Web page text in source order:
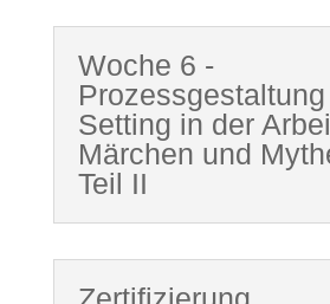
Woche 6 -
Setting in der
Märchen und
Teil II